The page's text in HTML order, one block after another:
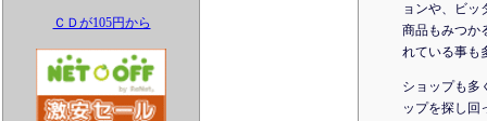
ＣＤが105円から
ョンや、ビ
商品もみつか
れている事も
ショップも多
ップを探し回